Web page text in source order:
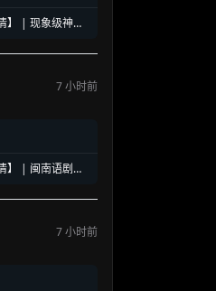
】 | 现象级神剧
7 小时前
】 | 闽南语剧视
7 小时前